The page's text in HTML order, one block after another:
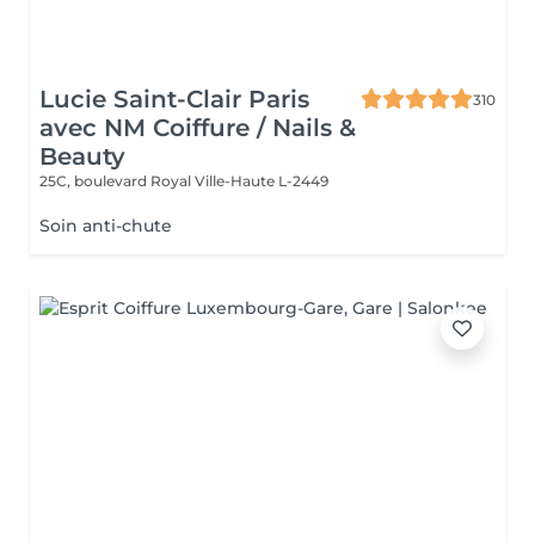
Lucie Saint-Clair Paris
avec NM Coiffure / Nails &
Beauty
310
25C, boulevard Royal Ville-Haute L-2449
Soin anti-chute